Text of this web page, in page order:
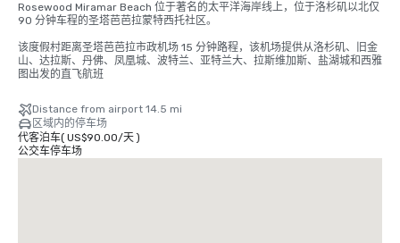
Rosewood Miramar Beach 位于著名的太平洋海岸线上，位于洛杉矶以北仅
90 分钟车程的圣塔芭芭拉蒙特西托社区。
该度假村距离圣塔芭芭拉市政机场 15 分钟路程，该机场提供从洛杉矶、旧金
山、达拉斯、丹佛、凤凰城、波特兰、亚特兰大、拉斯维加斯、盐湖城和西雅
图出发的直飞航班
Distance from airport 14.5 mi
区域内的停车场
代客泊车( US$90.00/天)
公交车停车场